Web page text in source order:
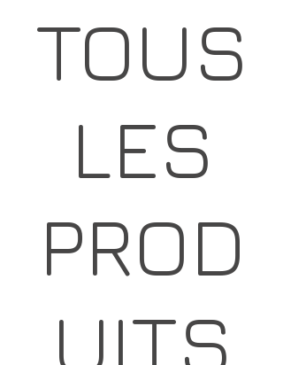
TOUS
LES
PROD
UITS